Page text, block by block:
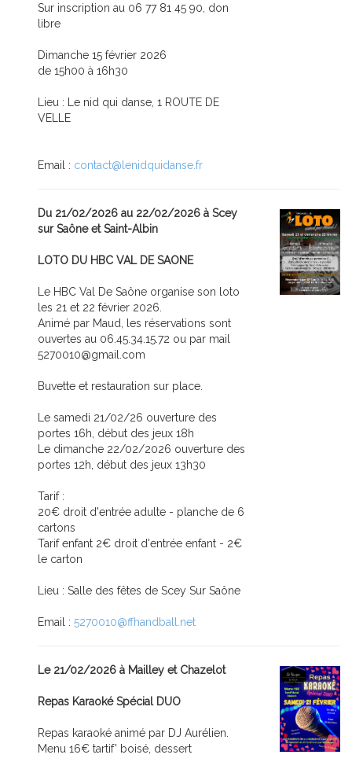
Sur inscription au 06 77 81 45 90, don
libre
Dimanche 15 février 2026
de 15h00 à 16h30
Lieu : Le nid qui danse, 1 ROUTE DE
VELLE
Email : contact@lenidquidanse.fr
Du 21/02/2026 au 22/02/2026 à Scey
sur Saône et Saint-Albin
LOTO DU HBC VAL DE SAONE
Le HBC Val De Saône organise son loto
les 21 et 22 février 2026.
Animé par Maud, les réservations sont
ouvertes au 06.45.34.15.72 ou par mail
5270010@gmail.com
Buvette et restauration sur place.
Le samedi 21/02/26 ouverture des
portes 16h, début des jeux 18h
Le dimanche 22/02/2026 ouverture des
portes 12h, début des jeux 13h30
Tarif :
20€ droit d'entrée adulte - planche de 6
cartons
Tarif enfant 2€ droit d'entrée enfant - 2€
le carton
Lieu : Salle des fêtes de Scey Sur Saône
Email : 5270010@ffhandball.net
Le 21/02/2026 à Mailley et Chazelot
Repas Karaoké Spécial DUO
Repas karaoké animé par DJ Aurélien.
Menu 16€ tartif' boisé, dessert